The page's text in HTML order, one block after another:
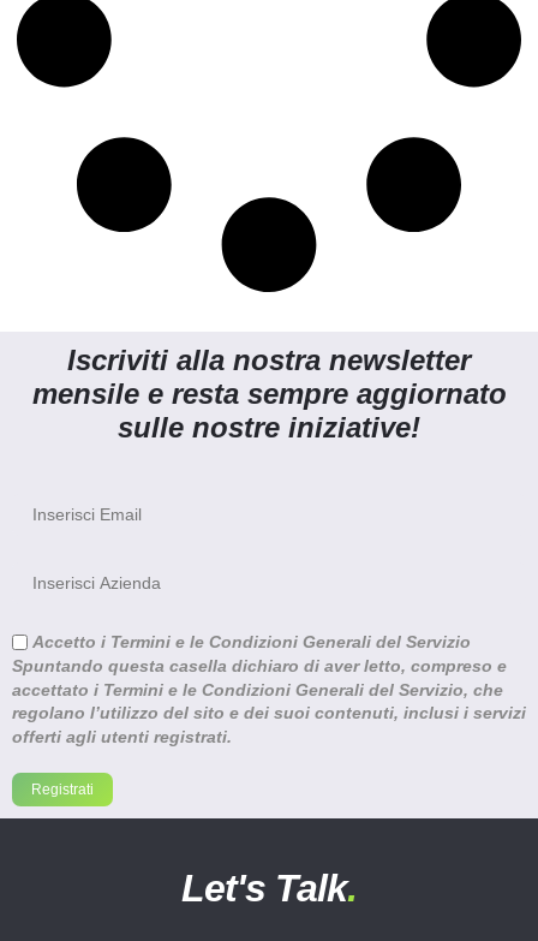
Iscriviti alla nostra newsletter
mensile e resta sempre aggiornato
sulle nostre iniziative!
Accetto i Termini e le Condizioni Generali del Servizio
Spuntando questa casella dichiaro di aver letto, compreso e
accettato i Termini e le Condizioni Generali del Servizio, che
regolano l’utilizzo del sito e dei suoi contenuti, inclusi i servizi
offerti agli utenti registrati.
Let's Talk.